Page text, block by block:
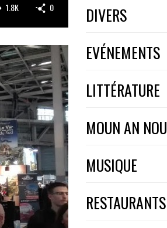
1.8K 0 DIVERS
EVÉNEMENTS
LITTÉRATURE
MOUN AN NOU
MUSIQUE
RESTAURANTS